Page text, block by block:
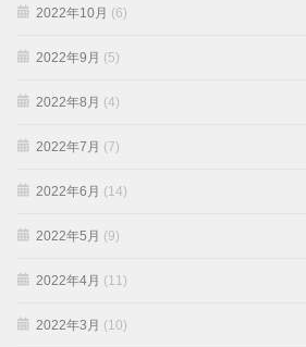
2022年10月 (6)
2022年9月 (5)
2022年8月 (4)
2022年7月 (7)
2022年6月 (14)
2022年5月 (9)
2022年4月 (11)
2022年3月 (10)